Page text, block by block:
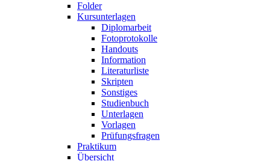
Folder
Kursunterlagen
Diplomarbeit
Fotoprotokolle
Handouts
Information
Literaturliste
Skripten
Sonstiges
Studienbuch
Unterlagen
Vorlagen
Prüfungsfragen
Praktikum
Übersicht